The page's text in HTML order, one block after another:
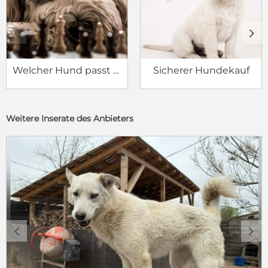
Welcher Hund passt zu mir? Sicherer Hundekauf
c d
Weitere Inserate des Anbieters
c d